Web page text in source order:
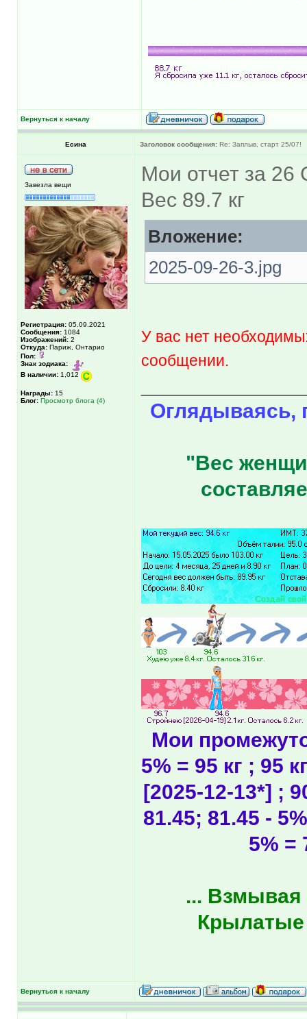
Вернуться к началу
Есина Заголовок сообщения: Re: Заплыв, старт 25/07!
Завезла вещи
Регистрация: 05.09.2021
Сообщения: 1084
Изображений: 2
Откуда: Париж, Онтарио
Пол:
Знак зодиака:
В наличии: 1,012
Награды: 15
Блог: Просмотр блога (4)
Мои отчет за 26
Вес 89.7 кг
Вложение:
2025-09-26-3.jpg
У вас нет
сообщении.
Оглядываясь,
"Вес
Мои
5% = 95 кг ; 95
[2025-12-13*] ;
81.45; 81.45 -
5% =
... Взмывая
Крылатые
Вернуться к началу